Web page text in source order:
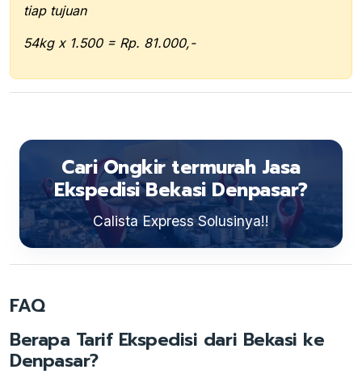
tiap tujuan
54kg x 1.500 = Rp. 81.000,-
Cari Ongkir termurah Jasa
Ekspedisi Bekasi Denpasar?
Calista Express Solusinya!!
FAQ
Berapa Tarif Ekspedisi dari Bekasi ke
Denpasar?